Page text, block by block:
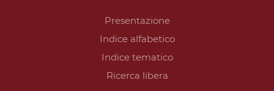
Presentazione
Indice alfabetico
Indice tematico
Ricerca libera